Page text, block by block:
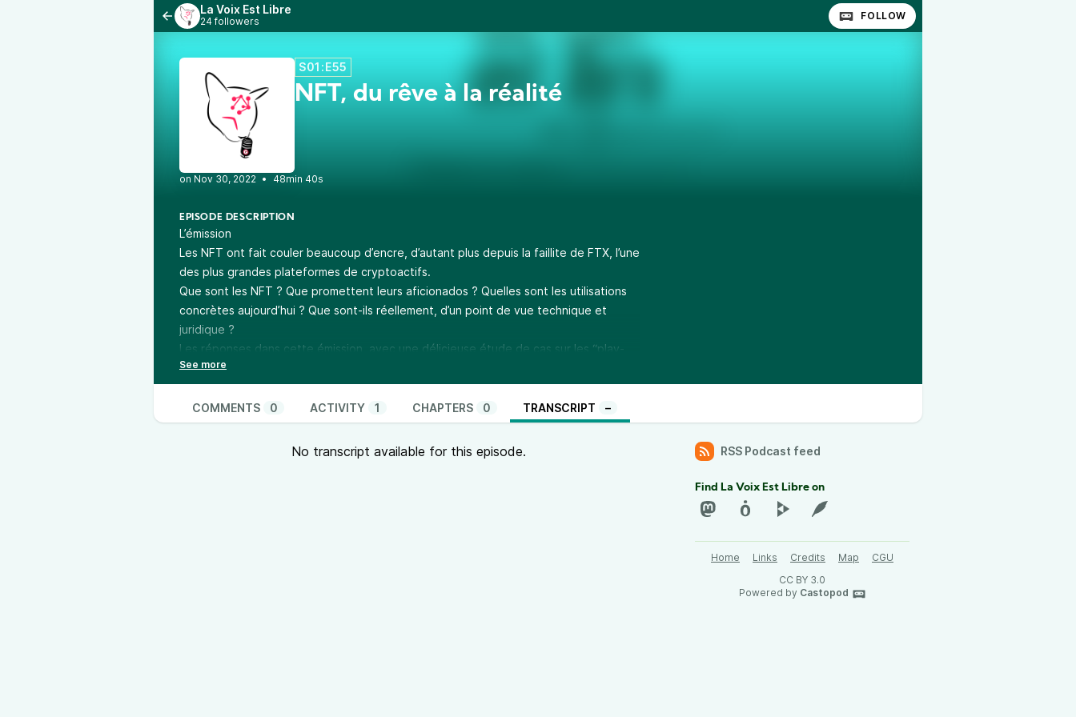
La Voix Est Libre
24 followers FOLLOW
S01:E55
NFT, du rêve à la réalité
• 48min 40s
EPISODE DESCRIPTION
L’émission
Les NFT ont fait couler beaucoup d’encre, d’autant plus depuis la faillite de FTX, l’une
des plus grandes plateformes de cryptoactifs.
Que sont les NFT ? Que promettent leurs aficionados ? Quelles sont les utilisations
concrètes aujourd’hui ? Que sont-ils réellement, d’un point de vue technique et
juridique ?
Les réponses dans cette émission, avec une délicieuse étude de cas sur les “play-
to-earn”.
Le générique
Near death experience par Marker beacon (album Dead frequencies)
http://www.markerbeacon.org/?page_id=71
COMMENTS 0 ACTIVITY 1 CHAPTERS 0 TRANSCRIPT –
No transcript available for this episode. RSS Podcast feed
Find La Voix Est Libre on
Home Links Credits Map
CGU
CC BY 3.0
Powered by Castopod